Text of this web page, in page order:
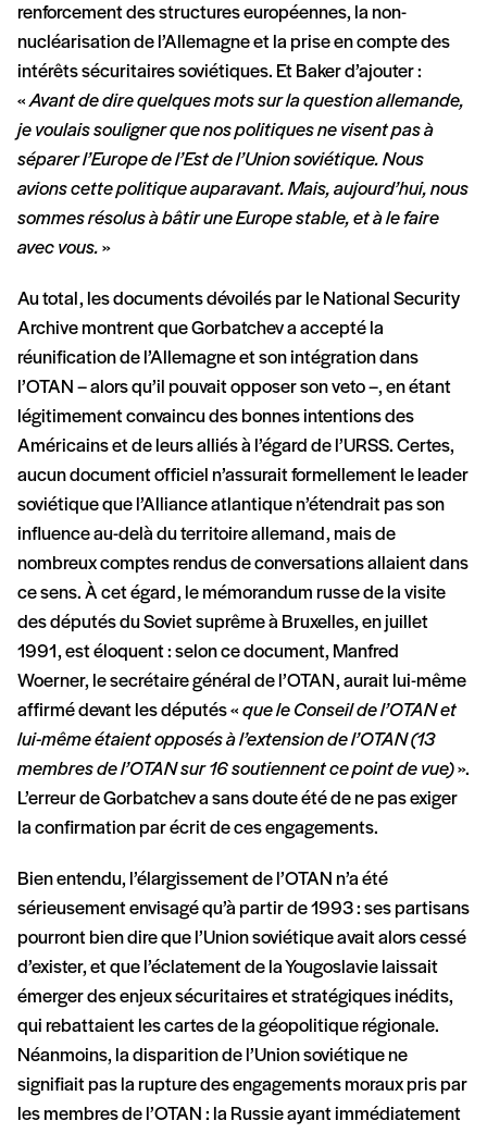
renforcement des structures européennes, la non-
nucléarisation de l’Allemagne et la prise en compte des
intérêts sécuritaires soviétiques. Et Baker d’ajouter :
«Avant de dire quelques mots sur la question allemande,
je voulais souligner que nos politiques ne visent pas à
séparer l’Europe de l’Est de l’Union soviétique. Nous
avions cette politique auparavant. Mais, aujourd’hui, nous
sommes résolus à bâtir une Europe stable, et à le faire
avec vous. »
Au total, les documents dévoilés par le National Security
Archive montrent que Gorbatchev a accepté la
réunification de l’Allemagne et son intégration dans
l’OTAN – alors qu’il pouvait opposer son veto –, en étant
légitimement convaincu des bonnes intentions des
Américains et de leurs alliés à l’égard de l’URSS. Certes,
aucun document officiel n’assurait formellement le leader
soviétique que l’Alliance atlantique n’étendrait pas son
influence au-delà du territoire allemand, mais de
nombreux comptes rendus de conversations allaient dans
ce sens. À cet égard, le mémorandum russe de la visite
des députés du Soviet suprême à Bruxelles, en juillet
1991, est éloquent : selon ce document, Manfred
Woerner, le secrétaire général de l’OTAN, aurait lui-même
affirmé devant les députés « que le Conseil de l’OTAN et
lui-même étaient opposés à l’extension de l’OTAN (13
membres de l’OTAN sur 16 soutiennent ce point de vue)».
L’erreur de Gorbatchev a sans doute été de ne pas exiger
la confirmation par écrit de ces engagements.
Bien entendu, l’élargissement de l’OTAN n’a été
sérieusement envisagé qu’à partir de 1993 : ses partisans
pourront bien dire que l’Union soviétique avait alors cessé
d’exister, et que l’éclatement de la Yougoslavie laissait
émerger des enjeux sécuritaires et stratégiques inédits,
qui rebattaient les cartes de la géopolitique régionale.
Néanmoins, la disparition de l’Union soviétique ne
signifiait pas la rupture des engagements moraux pris par
les membres de l’OTAN : la Russie ayant immédiatement